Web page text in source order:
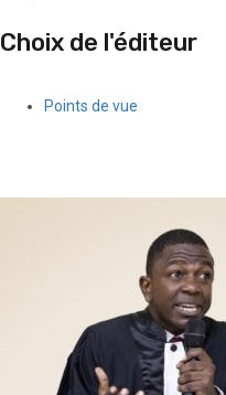
Choix de l'éditeur
Points de vue